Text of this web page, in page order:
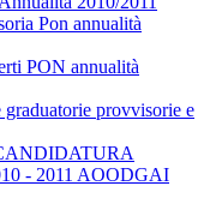
Pon annualità
PON annualità
provvisorie e
- 2011 AOODGAI